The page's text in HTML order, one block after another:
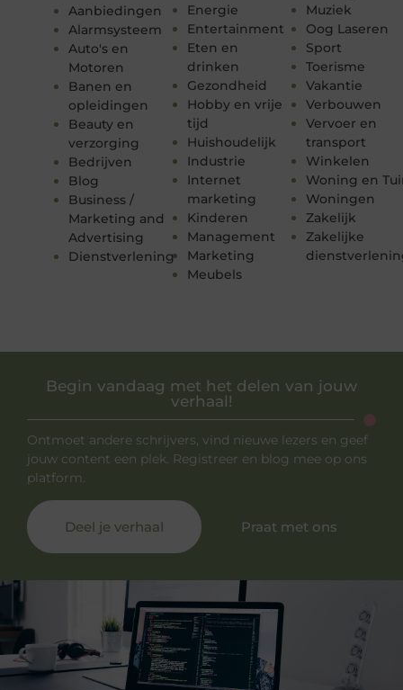
Aanbiedingen
Alarmsysteem
Auto's en
Motoren
Banen en
opleidingen
Beauty en
verzorging
Bedrijven
Blog
Business /
Marketing and
Advertising
Dienstverlening
Energie
Entertainment
Eten en
drinken
Gezondheid
Hobby en vrije
tijd
Huishoudelijk
Industrie
Internet
marketing
Kinderen
Management
Marketing
Meubels
Muziek
Oog Laseren
Sport
Toerisme
Vakantie
Verbouwen
Vervoer en
transport
Winkelen
Woning en
Woningen
Zakelijk
Zakelijke
Begin vandaag met het delen van jouw
verhaal!
Ontmoet andere schrijvers, vind nieuwe lezers en geef
jouw content een plek. Registreer en blog mee op ons
platform.
Deel je verhaal Praat met ons